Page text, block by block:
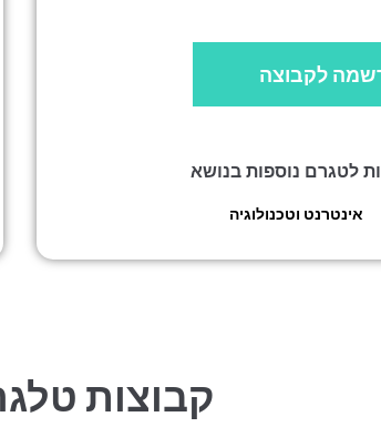
לקבוצה
לטגרם נוספות בנושא
אינטרנט וטכנולוגיה
קבוצות